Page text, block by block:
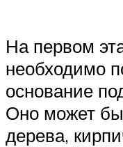
На первом
необходимо
основание
Оно может
дерева,